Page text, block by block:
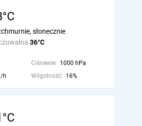
36°C
słonecznie
Ciśnienie: 1000 hPa
h Wilgotność: 16%